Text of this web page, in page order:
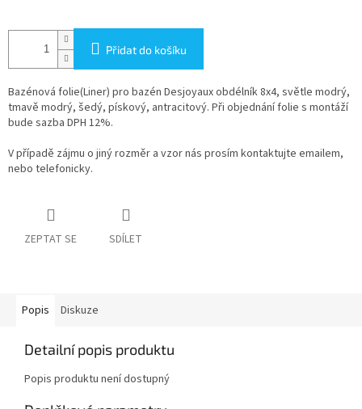
Přidat do košíku
Bazénová folie(Liner) pro bazén Desjoyaux obdélník 8x4, světle modrý,
tmavě modrý, šedý, pískový, antracitový. Při objednání folie s montáží
bude sazba DPH 12%.
V případě zájmu o jiný rozměr a vzor nás prosím kontaktujte emailem,
nebo telefonicky.
ZEPTAT SE SDÍLET
Popis Diskuze
Detailní popis produktu
Popis produktu není dostupný